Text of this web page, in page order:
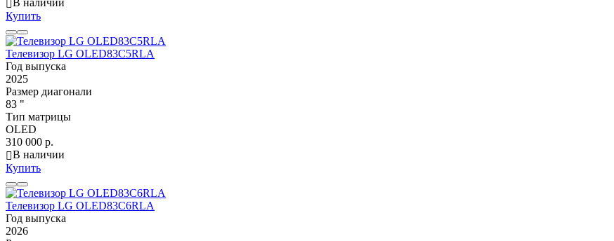
Купить
Телевизор LG OLED83C5RLA
Год выпуска
2025
Размер диагонали
83 "
Тип матрицы
OLED
310 000 р.
В наличии
Купить
Телевизор LG OLED83C6RLA
Год выпуска
2026